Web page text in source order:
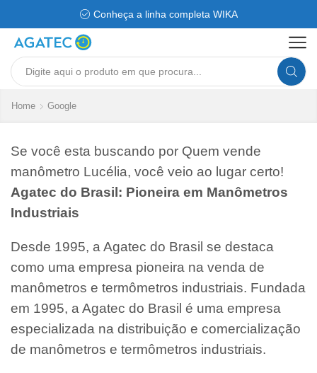
Conheça a linha completa WIKA
Search
Home Google
Se você esta buscando por Quem vende
manômetro Lucélia, você veio ao lugar certo!
Agatec do Brasil: Pioneira em Manômetros
Industriais
Desde 1995, a Agatec do Brasil se destaca
como uma empresa pioneira na venda de
manômetros e termômetros industriais. Fundada
em 1995, a Agatec do Brasil é uma empresa
especializada na distribuição e comercialização
de manômetros e termômetros industriais.